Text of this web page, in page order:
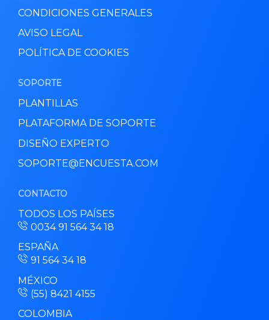
CONDICIONES GENERALES
AVISO LEGAL
POLÍTICA DE COOKIES
SOPORTE
PLANTILLAS
PLATAFORMA DE SOPORTE
DISEÑO EXPERTO
SOPORTE@ENCUESTA.COM
CONTACTO
TODOS LOS PAÍSES
0034 91 564 34 18
ESPAÑA
91 564 34 18
MÉXICO
(55) 8421 4155
COLOMBIA